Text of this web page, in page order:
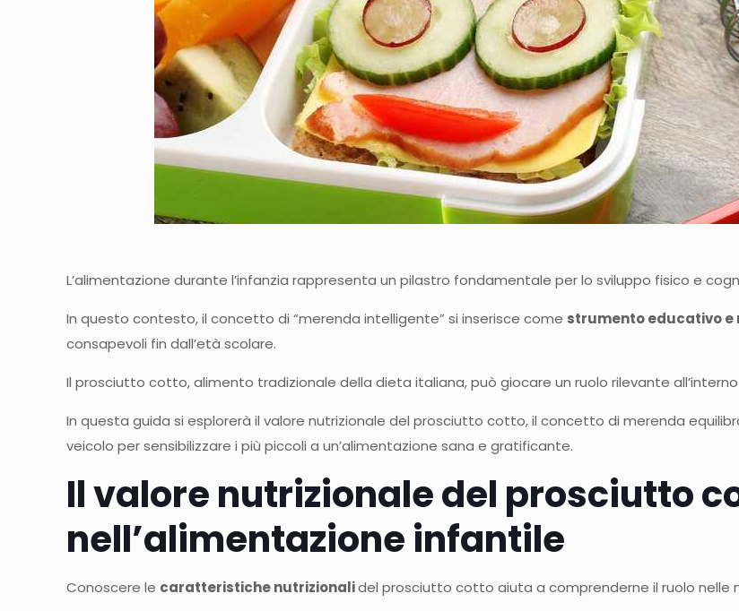
L’alimentazione durante l’infanzia rappresenta un pilastro fondamentale per lo sviluppo fisico e
In questo contesto, il concetto di “merenda intelligente” si inserisce come strumento educativo e
consapevoli fin dall’età scolare.
Il prosciutto cotto, alimento tradizionale della dieta italiana, può giocare un ruolo rilevante
In questa guida si esplorerà il valore nutrizionale del prosciutto cotto, il concetto di merenda
veicolo per sensibilizzare i più piccoli a un’alimentazione sana e gratificante.
Il valore nutrizionale del prosciutto
nell’alimentazione infantile
Conoscere le caratteristiche nutrizionalidel prosciutto cotto aiuta a comprenderne il ruolo nelle